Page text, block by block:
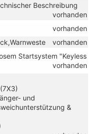
Beschreibung
vorhanden
vorhanden
vorhanden
Startsystem "Keyless
vorhanden
und
&